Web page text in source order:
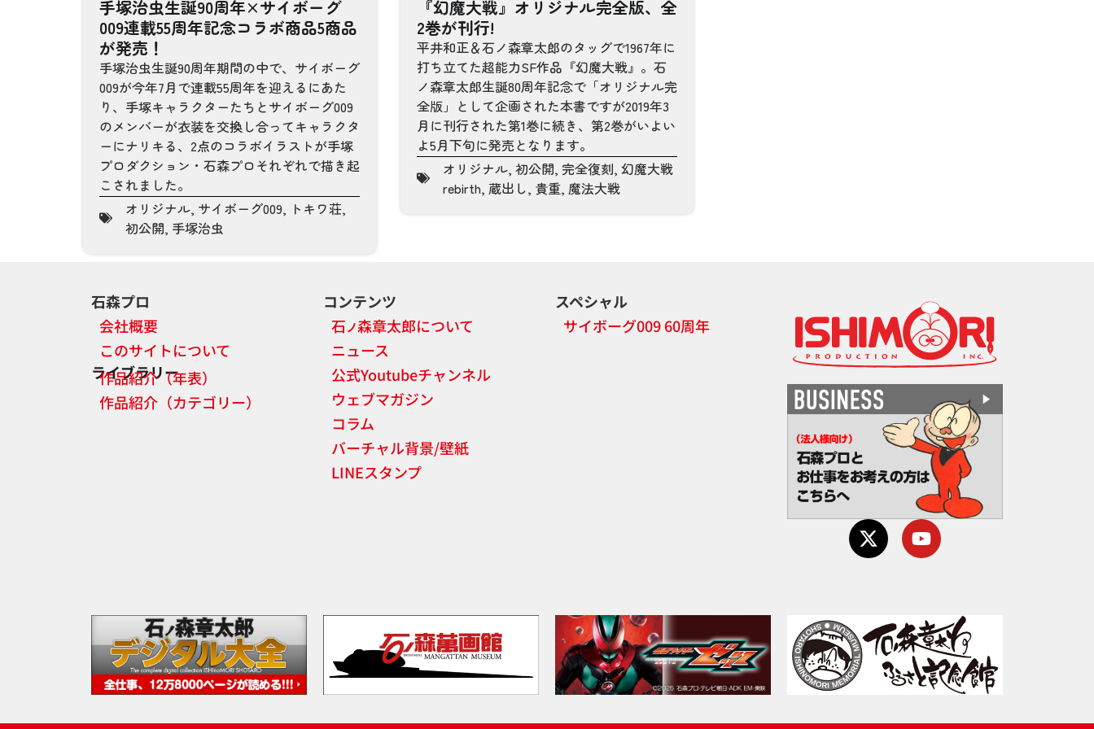
手塚治虫生誕90周年×サイボーグ
009連載55周年記念コラボ商品5商品
が発売！
手塚治虫生誕90周年期間の中で、サイボーグ
009が今年7月で連載55周年を迎えるにあた
り、手塚キャラクターたちとサイボーグ009
のメンバーが衣装を交換し合ってキャラクタ
ーにナリキる、2点のコラボイラストが手塚
プロダクション・石森プロそれぞれで描き起
こされました。
オリジナル, サイボーグ009, トキワ荘,
初公開, 手塚治虫
『幻魔大戦』オリジナル完全版、全
2巻が刊行!
平井和正＆石ノ森章太郎のタッグで1967年に
打ち立てた超能力SF作品『幻魔大戦』。石
ノ森章太郎生誕80周年記念で「オリジナル完
全版」として企画された本書ですが2019年3
月に刊行された第1巻に続き、第2巻がいよい
よ5月下旬に発売となります。
オリジナル, 初公開, 完全復刻, 幻魔大戦
rebirth, 蔵出し, 貴重, 魔法大戦
石森プロ
会社概要
このサイトについて
ライブラリー
作品紹介（年表）
作品紹介（カテゴリー）
コンテンツ
石ノ森章太郎について
ニュース
公式Youtubeチャンネル
ウェブマガジン
コラム
バーチャル背景/壁紙
LINEスタンプ
スペシャル
サイボーグ009 60周年